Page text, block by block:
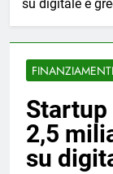
su digitale e
FINANZIAMENTI
Startup
2,5
su